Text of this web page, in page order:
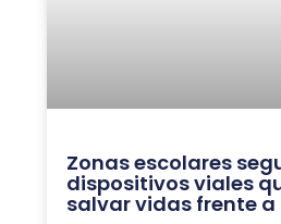
Zonas escolares
dispositivos viales
salvar vidas frente a